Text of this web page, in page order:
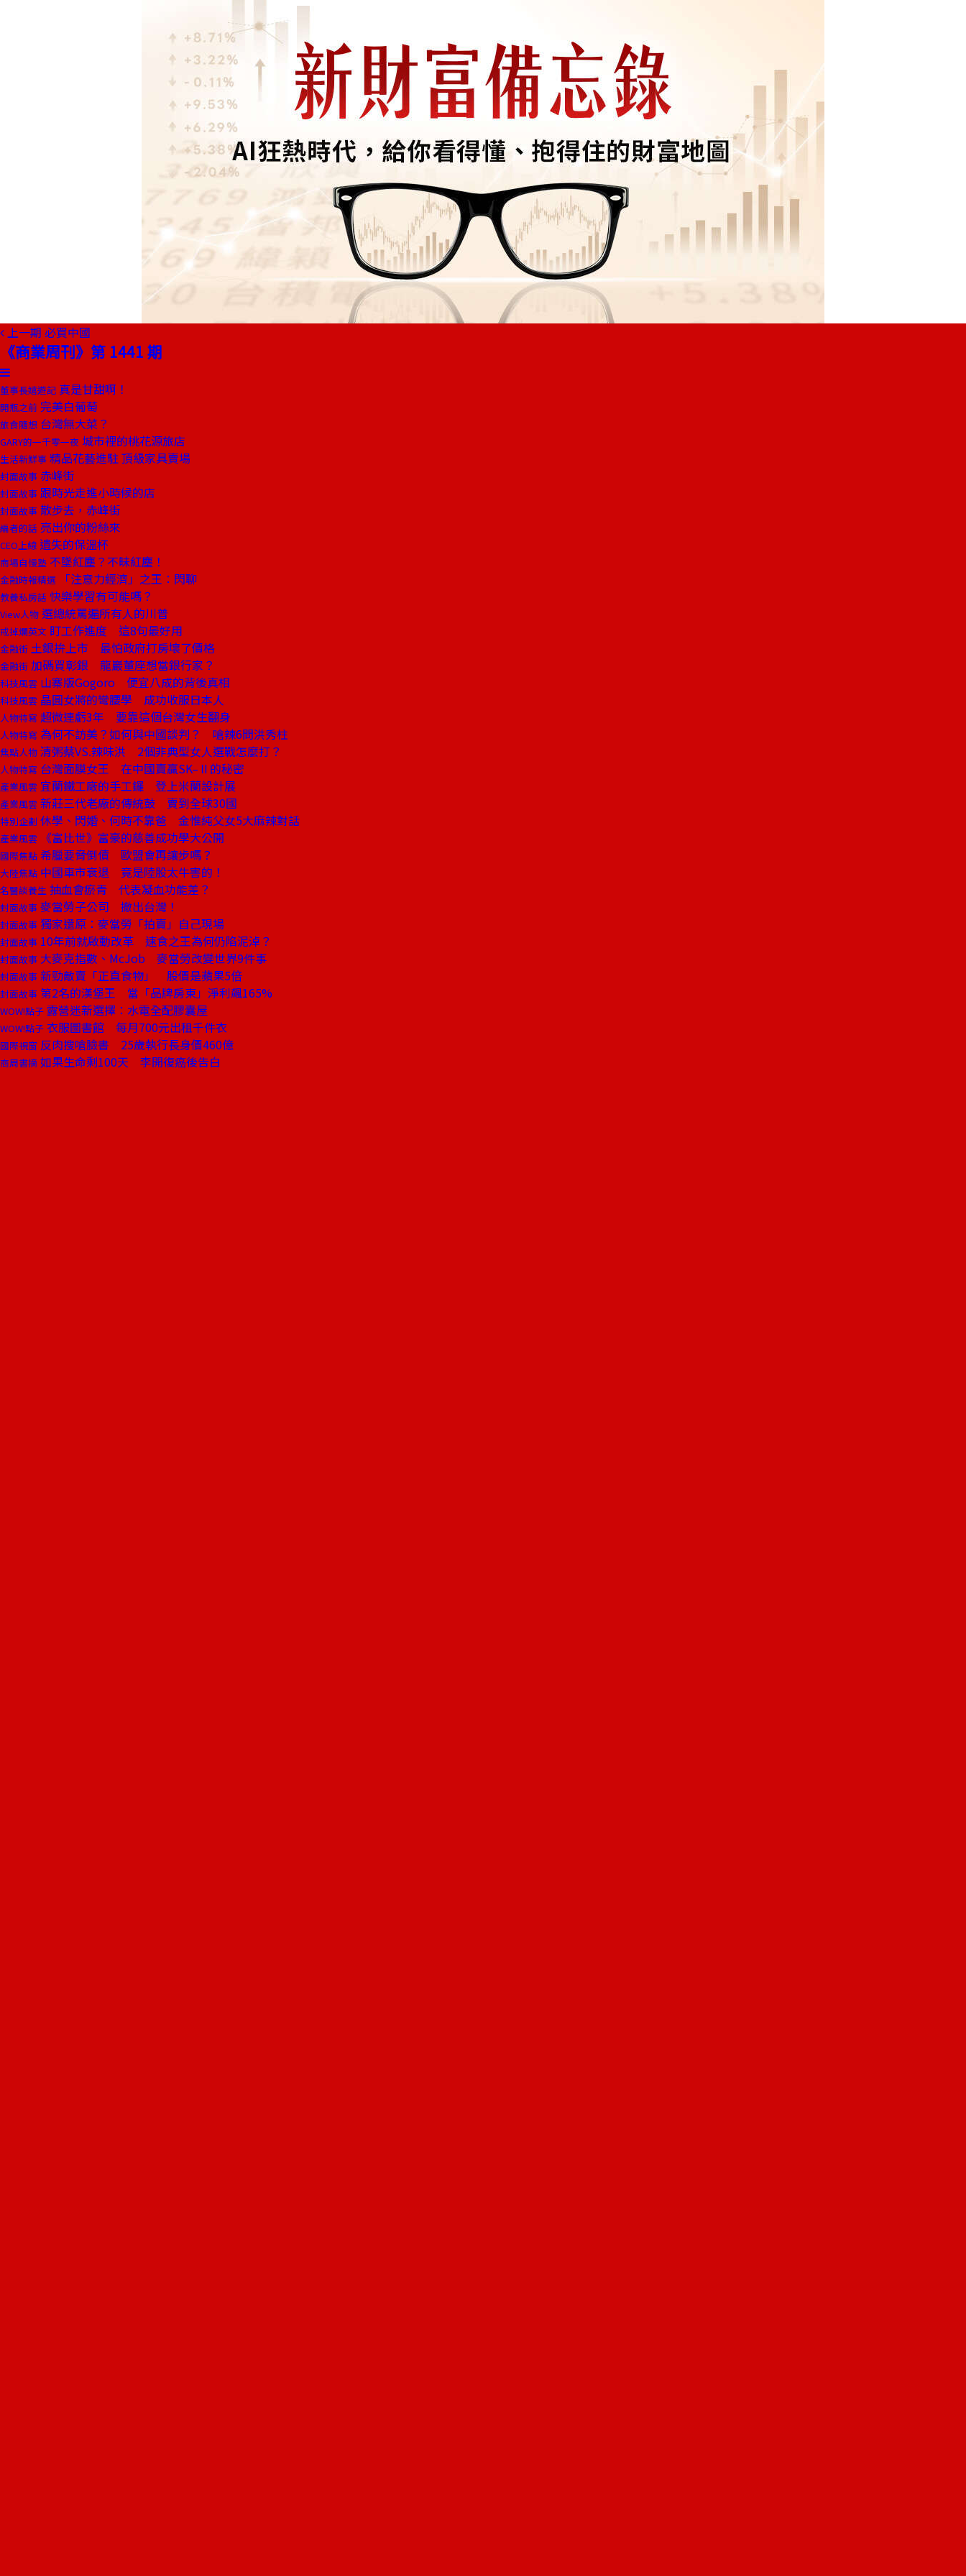
上一期 必買中國
《商業周刊》第 1441 期
董事長嬉遊記 真是甘甜啊！
開瓶之前 完美白葡萄
旅食隨想 台灣無大菜？
GARY的一千零一夜 城市裡的桃花源旅店
生活新鮮事 精品花藝進駐 頂級家具賣場
封面故事 赤峰街
封面故事 跟時光走進小時候的店
封面故事 散步去，赤峰街
編者的話 亮出你的粉絲來
CEO上線 遺失的保溫杯
商場自慢塾 不墜紅塵？不昧紅塵！
金融時報精選 「注意力經濟」之王：閃聊
教養私房話 快樂學習有可能嗎？
View人物 選總統罵遍所有人的川普
戒掉爛英文 盯工作進度 這8句最好用
金融街 土銀拚上市 最怕政府打房壞了價格
金融街 加碼買彰銀 龍巖董座想當銀行家？
科技風雲 山寨版Gogoro 便宜八成的背後真相
科技風雲 晶圓女將的彎腰學 成功收服日本人
人物特寫 超微連虧3年 要靠這個台灣女生翻身
人物特寫 為何不訪美？如何與中國談判？ 嗆辣6問洪秀柱
焦點人物 清粥蔡VS.辣味洪 2個非典型女人選戰怎麼打？
人物特寫 台灣面膜女王 在中國賣贏SK–Ⅱ的秘密
產業風雲 宜蘭鐵工廠的手工鑼 登上米蘭設計展
產業風雲 新莊三代老廠的傳統鼓 賣到全球30國
特別企劃 休學、閃婚、何時不靠爸 金惟純父女5大麻辣對話
產業風雲 《富比世》富豪的慈善成功學大公開
國際焦點 希臘要脅倒債 歐盟會再讓步嗎？
大陸焦點 中國車市衰退 竟是陸股太牛害的！
名醫談養生 抽血會瘀青 代表凝血功能差？
封面故事 麥當勞子公司 撤出台灣！
封面故事 獨家還原：麥當勞「拍賣」自己現場
封面故事 10年前就啟動改革 速食之王為何仍陷泥淖？
封面故事 大麥克指數、McJob 麥當勞改變世界9件事
封面故事 新勁敵賣「正直食物」 股價是蘋果5倍
封面故事 第2名的漢堡王 當「品牌房東」淨利飆165%
WOW!點子 露營迷新選擇：水電全配膠囊屋
WOW!點子 衣服圖書館 每月700元出租千件衣
國際視窗 反肉搜嗆臉書 25歲執行長身價460億
商周書摘 如果生命剩100天 李開復癌後告白